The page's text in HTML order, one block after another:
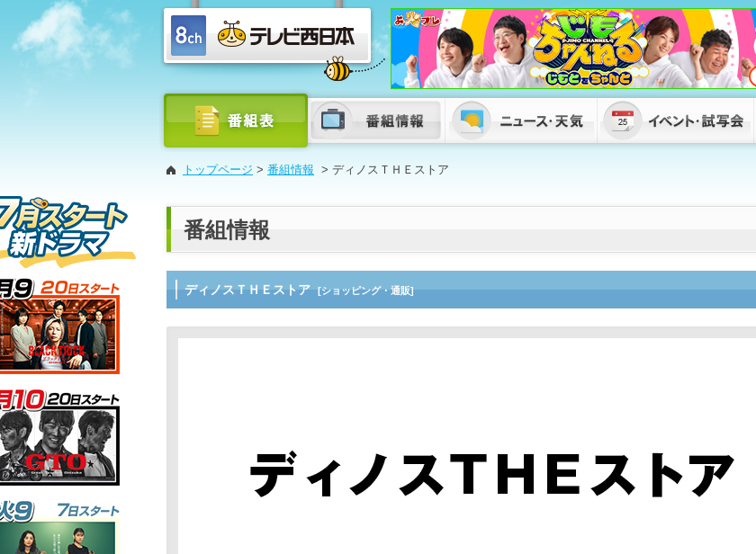
トップページ > 番組情報 > ディノスＴＨＥストア
番組情報
ディノスＴＨＥストア [ショッピング・通販]